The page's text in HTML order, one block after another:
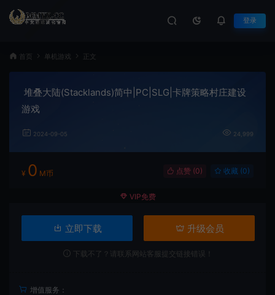
登录
首页 单机游戏 正文
堆叠大陆(Stacklands)简中|PC|SLG|卡牌策略村庄建设
游戏
2024-09-05 24,999
¥ 0 M币 点赞 (0) 收藏 (0)
VIP免费
立即下载 升级会员
下载不了？请联系网站客服提交链接错误！
增值服务：